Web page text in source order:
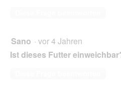
Sano · vor 4 Jahren
Ist dieses Futter